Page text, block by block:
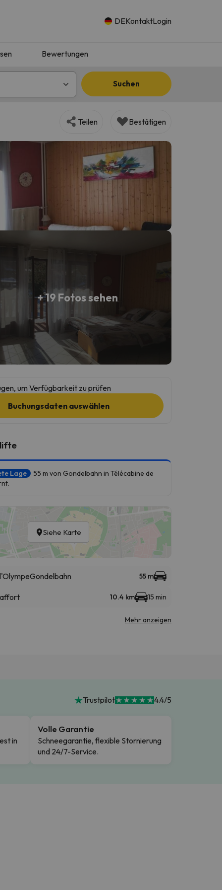
DEKontaktLogin
Bewertungen
Suchen
Teilen Bestätigen
+ 19 Fotos sehen
um Verfügbarkeit zu prüfen
Buchungsdaten auswählen
Lage
55 m von Gondelbahn in Télécabine de
Siehe Karte
Gondelbahn 55 m
10.4 km 15 min
Mehr anzeigen
Trustpilot 4.4/5
in
Volle Garantie
Schneegarantie, flexible Stornierung
und 24/7-Service.